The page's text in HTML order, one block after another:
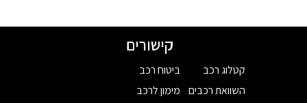
קישורים
קטלוג רכב
השוואת רכבים
ביטוח רכב
מימון לרכב